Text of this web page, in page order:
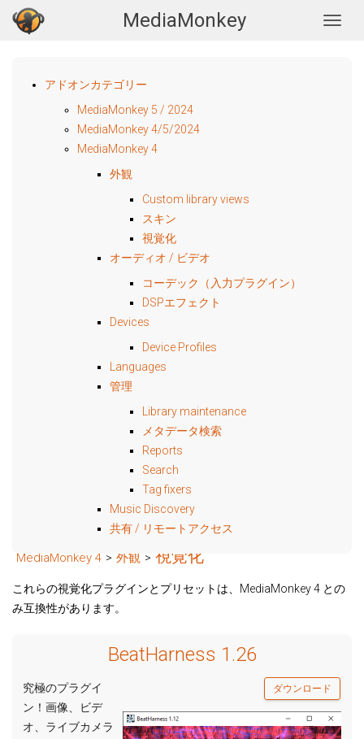
MediaMonkey
MediaMonkey 4 > 外観 > 視覚化
これらの視覚化プラグインとプリセットは、MediaMonkey 4 との
み互換性があります。
BeatHarness 1.26
ダウンロード
究極のプラグイ
ン！画像、ビデ
オ、ライブカメラ
アドオンカテゴリー
MediaMonkey 5 / 2024
MediaMonkey 4/5/2024
MediaMonkey 4
外観
Custom library views
スキン
視覚化
オーディオ / ビデオ
コーデック（入力プラグイン）
DSPエフェクト
Devices
Device Profiles
Languages
管理
Library maintenance
メタデータ検索
Reports
Search
Tag fixers
Music Discovery
共有 / リモートアクセス